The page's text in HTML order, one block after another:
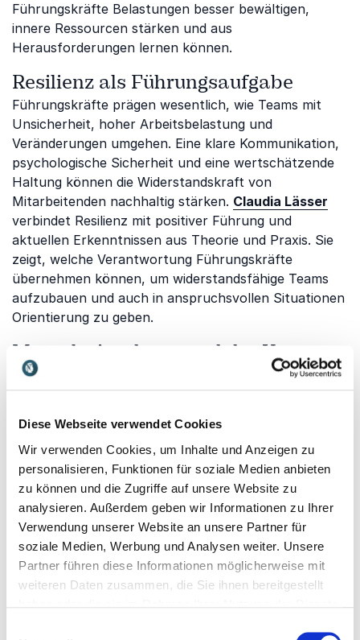
Diese Webseite verwendet Cookies
Wir verwenden Cookies, um Inhalte und Anzeigen zu
personalisieren, Funktionen für soziale Medien anbieten
zu können und die Zugriffe auf unsere Website zu
analysieren. Außerdem geben wir Informationen zu Ihrer
Verwendung unserer Website an unsere Partner für
soziale Medien, Werbung und Analysen weiter. Unsere
Partner führen diese Informationen möglicherweise mit
weiteren Daten zusammen, die Sie ihnen bereitgestellt
Führungskräfte Belastungen besser bewältigen,
innere Ressourcen stärken und aus
Herausforderungen lernen können.
Resilienz als Führungsaufgabe
Führungskräfte prägen wesentlich, wie Teams mit
Unsicherheit, hoher Arbeitsbelastung und
Veränderungen umgehen. Eine klare Kommunikation,
psychologische Sicherheit und eine wertschätzende
Haltung können die Widerstandskraft von
Mitarbeitenden nachhaltig stärken. Claudia Lässer
verbindet Resilienz mit positiver Führung und
aktuellen Erkenntnissen aus Theorie und Praxis. Sie
zeigt, welche Verantwortung Führungskräfte
übernehmen können, um widerstandsfähige Teams
aufzubauen und auch in anspruchsvollen Situationen
Orientierung zu geben.
Mentale Ausdauer und der Umgang
mit Grenzen
sichtbar, wie stark Motivation, Selbstvertrauen und
langfristige Ziele verfolgt, muss Rückschläge
einordnen, Kräfte bewusst einteilen und auch in
schwierigen Phasen an der eigenen Richtung
festhalten.Jonas Deichmann vermittelt anhand
seiner extremen sportlichen Abenteuer, wie
Menschen mentale Grenzen verschieben und
scheinbar unüberwindbare Hindernisse meistern
können. Seine Erfahrungen liefern inspirierende
Impulse für Ausdauer, Eigenverantwortung und einen